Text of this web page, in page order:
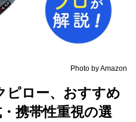
Photo by Amazon
ピロー、おすすめ
携帯性重視の選